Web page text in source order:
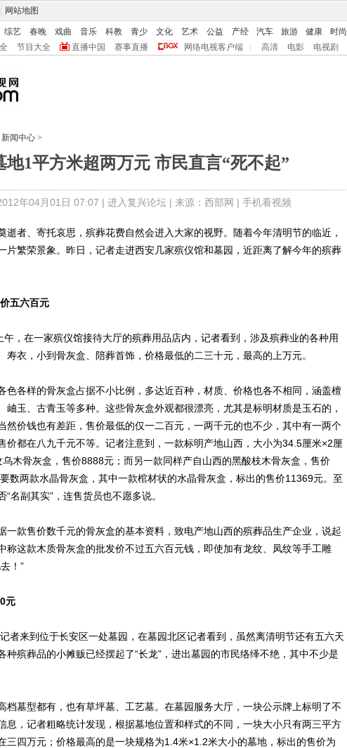
网站地图
综艺 春晚 戏曲 音乐 科教 青少 文化 艺术 公益 产经 汽车 旅游 健康 时尚
节目大全 直播中国 赛事直播 网络电视客户端 高清 电影 电视剧
新闻中心 >
地1平方米超两万元 市民直言“死不起”
年04月01日 07:07 | 进入复兴论坛| 来源：西部网 | 手机看视频
者、寄托哀思，殡葬花费自然会进入大家的视野。随着今年清明节的临近，
片繁荣景象。昨日，记者走进西安几家殡仪馆和墓园，近距离了解今年的殡葬
五六百元
在一家殡仪馆接待大厅的殡葬用品店内，记者看到，涉及殡葬业的各种用
寿衣，小到骨灰盒、陪葬首饰，价格最低的二三十元，最高的上万元。
各样的骨灰盒占据不小比例，多达近百种，材质、价格也各不相同，涵盖檀
岫玉、古青玉等多种。这些骨灰盒外观都很漂亮，尤其是标明材质是玉石的，
然价钱也有差距，售价最低的仅一二百元，一两千元的也不少，其中有一两个
价都在八九千元不等。记者注意到，一款标明产地山西，大小为34.5厘米×2厘
木骨灰盒，售价8888元；而另一款同样产自山西的黑酸枝木骨灰盒，售价
数两款水晶骨灰盒，其中一款棺材状的水晶骨灰盒，标出的售价11369元。至
名副其实”，连售货员也不愿多说。
款售价数千元的骨灰盒的基本资料，致电产地山西的殡葬品生产企业，说起
称这款木质骨灰盒的批发价不过五六百元钱，即使加有龙纹、凤纹等手工雕
！”
元
来到位于长安区一处墓园，在墓园北区记者看到，虽然离清明节还有五六天
种殡葬品的小摊贩已经摆起了“长龙”，进出墓园的市民络绎不绝，其中不少是
墓型都有，也有草坪墓、工艺墓。在墓园服务大厅，一块公示牌上标明了不
息，记者粗略统计发现，根据墓地位置和样式的不同，一块大小只有两三平方
三四万元；价格最高的是一块规格为1.4米×1.2米大小的墓地，标出的售价为